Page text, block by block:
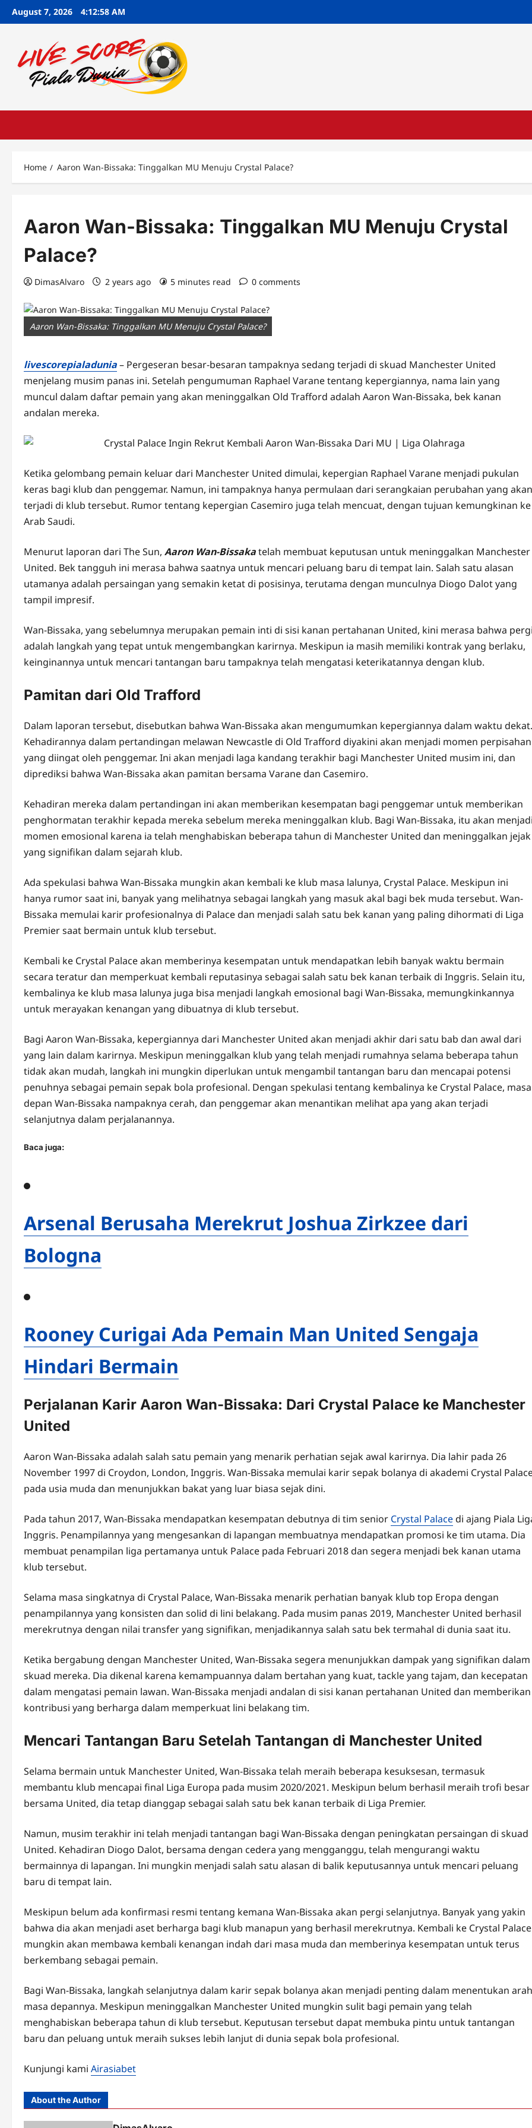
SkipAugust 7, 2026 4:12:59 AM
Home Aaron Wan-Bissaka: Tinggalkan MU Menuju Crystal Palace?
Aaron Wan-Bissaka: Tinggalkan MU Menuju Crystal
Palace?
DimasAlvaro 2 years ago 5 minutes read 0 comments
Aaron Wan-Bissaka: Tinggalkan MU Menuju Crystal Palace?
livescorepialadunia– Pergeseran besar-besaran tampaknya sedang terjadi di skuad Manchester United
menjelang musim panas ini. Setelah pengumuman Raphael Varane tentang kepergiannya, nama lain yang
muncul dalam daftar pemain yang akan meninggalkan Old Trafford adalah Aaron Wan-Bissaka, bek kanan
andalan mereka.
Ketika gelombang pemain keluar dari Manchester United dimulai, kepergian Raphael Varane menjadi pukulan
keras bagi klub dan penggemar. Namun, ini tampaknya hanya permulaan dari serangkaian perubahan yang akan
terjadi di klub tersebut. Rumor tentang kepergian Casemiro juga telah mencuat, dengan tujuan kemungkinan ke
Arab Saudi.
Menurut laporan dari The Sun, Aaron Wan-Bissakatelah membuat keputusan untuk meninggalkan Manchester
United. Bek tangguh ini merasa bahwa saatnya untuk mencari peluang baru di tempat lain. Salah satu alasan
utamanya adalah persaingan yang semakin ketat di posisinya, terutama dengan munculnya Diogo Dalot yang
tampil impresif.
Wan-Bissaka, yang sebelumnya merupakan pemain inti di sisi kanan pertahanan United, kini merasa bahwa
adalah langkah yang tepat untuk mengembangkan karirnya. Meskipun ia masih memiliki kontrak yang berlaku,
keinginannya untuk mencari tantangan baru tampaknya telah mengatasi keterikatannya dengan klub.
Pamitan dari Old Trafford
Dalam laporan tersebut, disebutkan bahwa Wan-Bissaka akan mengumumkan kepergiannya dalam waktu dekat.
Kehadirannya dalam pertandingan melawan Newcastle di Old Trafford diyakini akan menjadi momen perpisahan
yang diingat oleh penggemar. Ini akan menjadi laga kandang terakhir bagi Manchester United musim ini, dan
diprediksi bahwa Wan-Bissaka akan pamitan bersama Varane dan Casemiro.
Kehadiran mereka dalam pertandingan ini akan memberikan kesempatan bagi penggemar untuk memberikan
penghormatan terakhir kepada mereka sebelum mereka meninggalkan klub. Bagi Wan-Bissaka, itu akan
momen emosional karena ia telah menghabiskan beberapa tahun di Manchester United dan meninggalkan jejak
yang signifikan dalam sejarah klub.
Ada spekulasi bahwa Wan-Bissaka mungkin akan kembali ke klub masa lalunya, Crystal Palace. Meskipun ini
hanya rumor saat ini, banyak yang melihatnya sebagai langkah yang masuk akal bagi bek muda tersebut. Wan-
Bissaka memulai karir profesionalnya di Palace dan menjadi salah satu bek kanan yang paling dihormati di Liga
Premier saat bermain untuk klub tersebut.
Kembali ke Crystal Palace akan memberinya kesempatan untuk mendapatkan lebih banyak waktu bermain
secara teratur dan memperkuat kembali reputasinya sebagai salah satu bek kanan terbaik di Inggris. Selain itu,
kembalinya ke klub masa lalunya juga bisa menjadi langkah emosional bagi Wan-Bissaka, memungkinkannya
untuk merayakan kenangan yang dibuatnya di klub tersebut.
Bagi Aaron Wan-Bissaka, kepergiannya dari Manchester United akan menjadi akhir dari satu bab dan awal dari
yang lain dalam karirnya. Meskipun meninggalkan klub yang telah menjadi rumahnya selama beberapa tahun
tidak akan mudah, langkah ini mungkin diperlukan untuk mengambil tantangan baru dan mencapai potensi
penuhnya sebagai pemain sepak bola profesional. Dengan spekulasi tentang kembalinya ke Crystal Palace, masa
depan Wan-Bissaka nampaknya cerah, dan penggemar akan menantikan melihat apa yang akan terjadi
selanjutnya dalam perjalanannya.
Baca juga:
Arsenal Berusaha Merekrut Joshua Zirkzee dari
Bologna
Rooney Curigai Ada Pemain Man United Sengaja
Hindari Bermain
Perjalanan Karir Aaron Wan-Bissaka: Dari Crystal Palace ke Manchester
United
Aaron Wan-Bissaka adalah salah satu pemain yang menarik perhatian sejak awal karirnya. Dia lahir pada 26
November 1997 di Croydon, London, Inggris. Wan-Bissaka memulai karir sepak bolanya di akademi Crystal
pada usia muda dan menunjukkan bakat yang luar biasa sejak dini.
Pada tahun 2017, Wan-Bissaka mendapatkan kesempatan debutnya di tim senior Crystal Palacedi ajang Piala
Inggris. Penampilannya yang mengesankan di lapangan membuatnya mendapatkan promosi ke tim utama. Dia
membuat penampilan liga pertamanya untuk Palace pada Februari 2018 dan segera menjadi bek kanan utama
klub tersebut.
Selama masa singkatnya di Crystal Palace, Wan-Bissaka menarik perhatian banyak klub top Eropa dengan
penampilannya yang konsisten dan solid di lini belakang. Pada musim panas 2019, Manchester United berhasil
merekrutnya dengan nilai transfer yang signifikan, menjadikannya salah satu bek termahal di dunia saat itu.
Ketika bergabung dengan Manchester United, Wan-Bissaka segera menunjukkan dampak yang signifikan dalam
skuad mereka. Dia dikenal karena kemampuannya dalam bertahan yang kuat, tackle yang tajam, dan kecepatan
dalam mengatasi pemain lawan. Wan-Bissaka menjadi andalan di sisi kanan pertahanan United dan memberikan
kontribusi yang berharga dalam memperkuat lini belakang tim.
Mencari Tantangan Baru Setelah Tantangan di Manchester United
Selama bermain untuk Manchester United, Wan-Bissaka telah meraih beberapa kesuksesan, termasuk
membantu klub mencapai final Liga Europa pada musim 2020/2021. Meskipun belum berhasil meraih trofi besar
bersama United, dia tetap dianggap sebagai salah satu bek kanan terbaik di Liga Premier.
Namun, musim terakhir ini telah menjadi tantangan bagi Wan-Bissaka dengan peningkatan persaingan di skuad
United. Kehadiran Diogo Dalot, bersama dengan cedera yang mengganggu, telah mengurangi waktu
bermainnya di lapangan. Ini mungkin menjadi salah satu alasan di balik keputusannya untuk mencari peluang
baru di tempat lain.
Meskipun belum ada konfirmasi resmi tentang kemana Wan-Bissaka akan pergi selanjutnya. Banyak yang yakin
bahwa dia akan menjadi aset berharga bagi klub manapun yang berhasil merekrutnya. Kembali ke Crystal Palace
mungkin akan membawa kembali kenangan indah dari masa muda dan memberinya kesempatan untuk terus
berkembang sebagai pemain.
Bagi Wan-Bissaka, langkah selanjutnya dalam karir sepak bolanya akan menjadi penting dalam menentukan arah
masa depannya. Meskipun meninggalkan Manchester United mungkin sulit bagi pemain yang telah
menghabiskan beberapa tahun di klub tersebut. Keputusan tersebut dapat membuka pintu untuk tantangan
baru dan peluang untuk meraih sukses lebih lanjut di dunia sepak bola profesional.
Kunjungi kami Airasiabet
About the Author